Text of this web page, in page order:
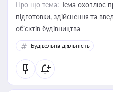
Про що тема: Тема охоплює
підготовки, здійснення та
об’єктів будівництва
Будівельна діяльність